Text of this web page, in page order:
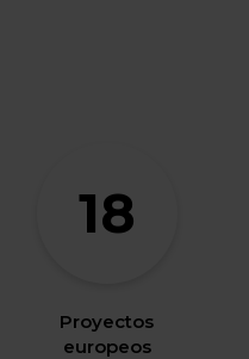
18
Proyectos
europeos